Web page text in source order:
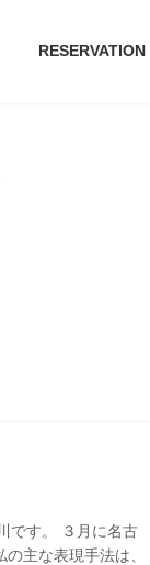
RESERVATION
です。 ３月に名古
主な表現手法は、